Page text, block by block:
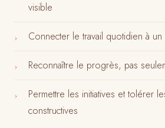
visible
› Connecter le travail quotidien à un
› Reconnaître le progrès, pas
›
Permettre les initiatives et tolérer
constructives